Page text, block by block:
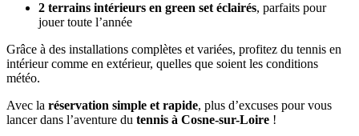
2 terrains intérieurs en green set éclairés, parfaits pour
jouer toute l’année
Grâce à des installations complètes et variées, profitez du tennis en
intérieur comme en extérieur, quelles que soient les conditions
météo.
Avec la réservation simple et rapide, plus d’excuses pour vous
lancer dans l’aventure du tennis à Cosne-sur-Loire !